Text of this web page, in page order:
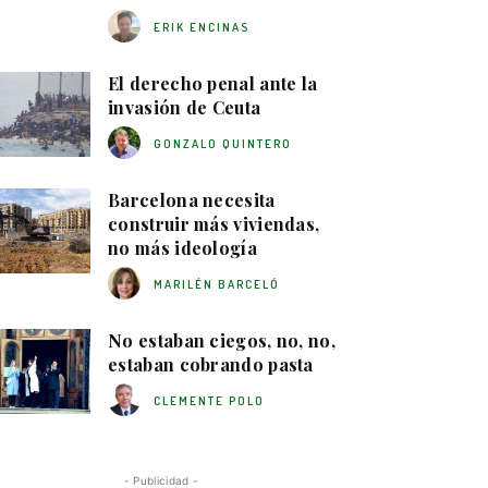
ERIK ENCINAS
El derecho penal ante la
invasión de Ceuta
GONZALO QUINTERO
Barcelona necesita
construir más viviendas,
no más ideología
MARILÉN BARCELÓ
No estaban ciegos, no, no,
estaban cobrando pasta
CLEMENTE POLO
- Publicidad -